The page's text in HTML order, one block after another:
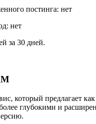
постинга: нет
нет
за 30 дней.
который предлагает
глубокими и